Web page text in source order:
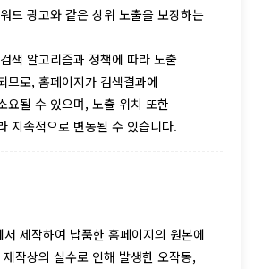
드 광고와 같은 상위 노출을 보장하는
색 알고리즘과 정책에 따라 노출
므로, 홈페이지가 검색결과에
요될 수 있으며, 노출 위치 또한
지속적으로 변동될 수 있습니다.
제작하여 납품한 홈페이지의 원본에
작상의 실수로 인해 발생한 오작동,